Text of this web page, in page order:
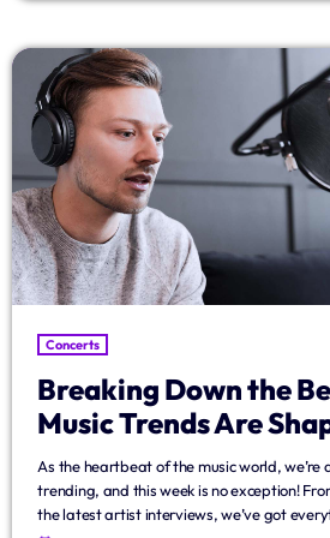
Concerts
Breaking Down the
Music Trends Are
As the heartbeat of the music world, we’re
trending, and this week is no exception!
the latest artist interviews, we’ve got